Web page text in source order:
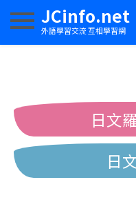
JCinfo.net
外語學習交流 互相學習網
切換導航
日文
日